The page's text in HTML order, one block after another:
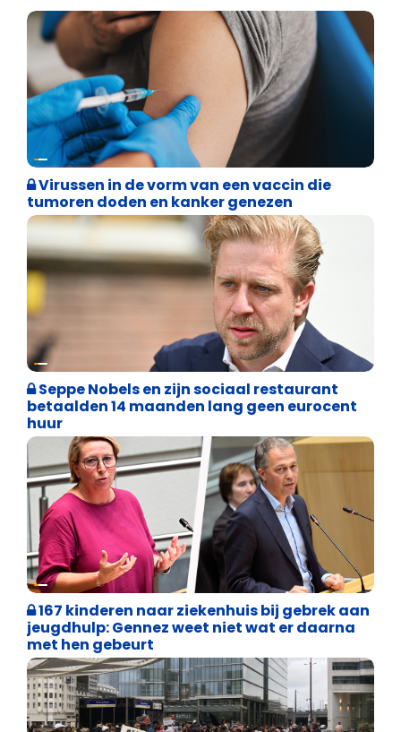
Weekblad 't Pallieterke
Virussen in de vorm van een vaccin die
tumoren doden en kanker genezen
Binnenland politiek
Seppe Nobels en zijn sociaal restaurant
betaalden 14 maanden lang geen eurocent
huur
Binnenland politiek
167 kinderen naar ziekenhuis bij gebrek aan
jeugdhulp: Gennez weet niet wat er daarna
met hen gebeurt